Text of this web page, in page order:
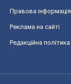
Правова інформація
Реклама на сайті
Редакційна політика